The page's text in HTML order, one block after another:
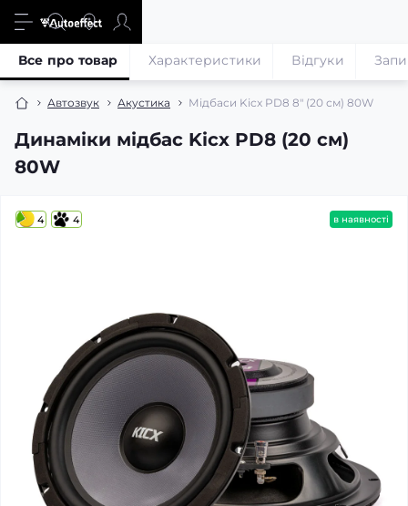
Автозвук Акустика Мідбаси Kicx PD8 8″ (20 см) 80W
Динаміки мідбас Kicx PD8 (20 см)
80W
Все про товар Характеристики Відгуки
4 4 в наявності